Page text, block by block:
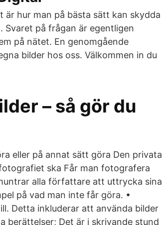
hur man på bästa sätt kan skydda
Svaret på frågan är egentligen
på nätet. En genomgående
bilder hos oss. Välkommen in du
– så gör du
eller på annat sätt göra Den privata
ska Får man fotografera
alla författare att uttrycka sina
på vad man inte får göra. •
Detta inkluderar att använda bilder
berättelser; Det är i skrivande stund